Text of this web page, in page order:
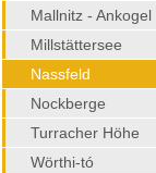
Mallnitz - Ankogel
Millstättersee
Nassfeld
Nockberge
Turracher Höhe
Wörthi-tó